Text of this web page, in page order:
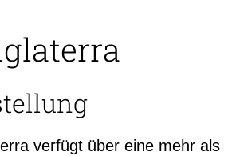
verfügt über eine mehr als